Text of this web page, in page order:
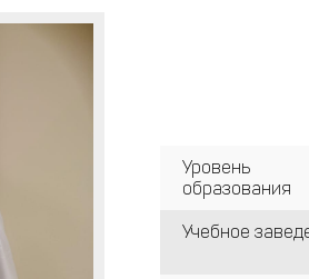
Уровень
образования
Учебное